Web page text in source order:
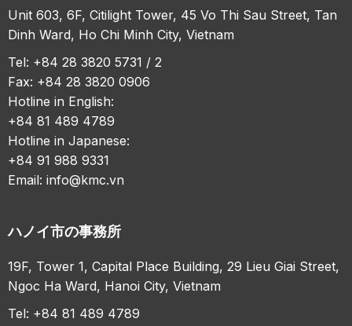
Unit 603, 6F, Citilight Tower, 45 Vo Thi Sau Street, Tan
Dinh Ward, Ho Chi Minh City, Vietnam
Tel: +84 28 3820 5731 / 2
Fax: +84 28 3820 0906
Hotline in English:
+84 81 489 4789
Hotline in Japanese:
+84 91 988 9331
Email:info@kmc.vn
ハノイ市の事務所
19F, Tower 1, Capital Place Building, 29 Lieu Giai Street,
Ngoc Ha Ward, Hanoi City, Vietnam
Tel: +84 81 489 4789